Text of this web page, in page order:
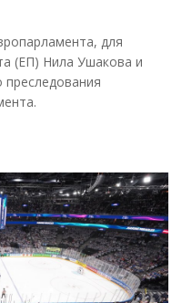
для
(ЕП) Нила Ушакова и
преследования